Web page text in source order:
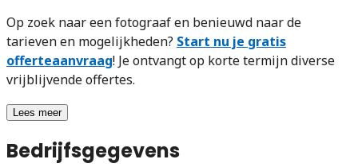
Op zoek naar een fotograaf en benieuwd naar de
tarieven en mogelijkheden? Start nu je gratis
offerteaanvraag! Je ontvangt op korte termijn diverse
vrijblijvende offertes.
Lees meer
Bedrijfsgegevens